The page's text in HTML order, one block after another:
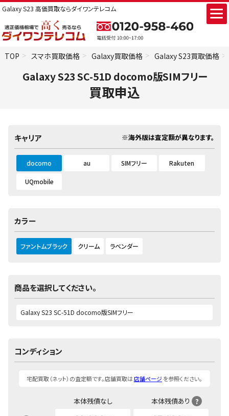
Galaxy S23 高価買取ならダイワンテレコム
TOP スマホ買取価格 Galaxy買取価格 Galaxy S23買取価格
Galaxy S23 SC-51D docomo版SIMフリー
買取申込
キャリア ※海外版は査定額が異なります。
docomo au SIMフリー Rakuten
UQmobile
カラー
ファントムブラック クリーム ラベンダー
商品を選択してください。
コンディション
宅配買取（ネット）の査定額です。店舗買取は店舗ページを参照ください。
本体残債なし 本体残債あり ?